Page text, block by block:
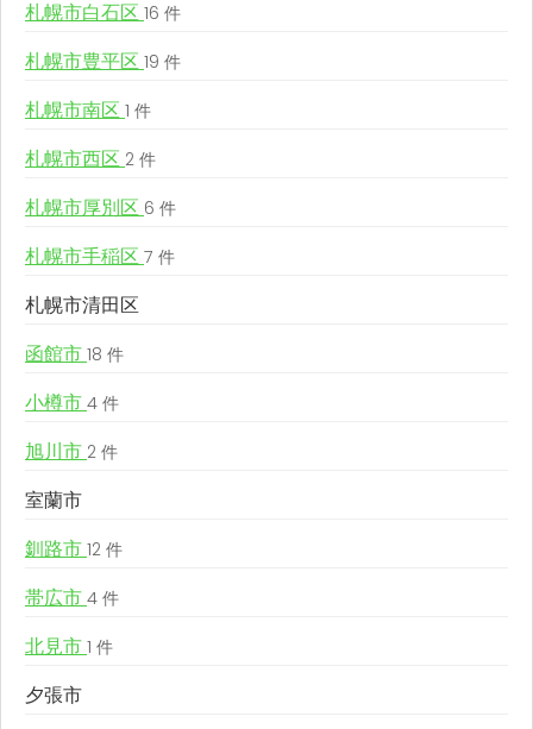
札幌市白石区 16 件
札幌市豊平区 19 件
札幌市南区 1 件
札幌市西区 2 件
札幌市厚別区 6 件
札幌市手稲区 7 件
札幌市清田区
函館市 18 件
小樽市 4 件
旭川市 2 件
室蘭市
釧路市 12 件
帯広市 4 件
北見市 1 件
夕張市